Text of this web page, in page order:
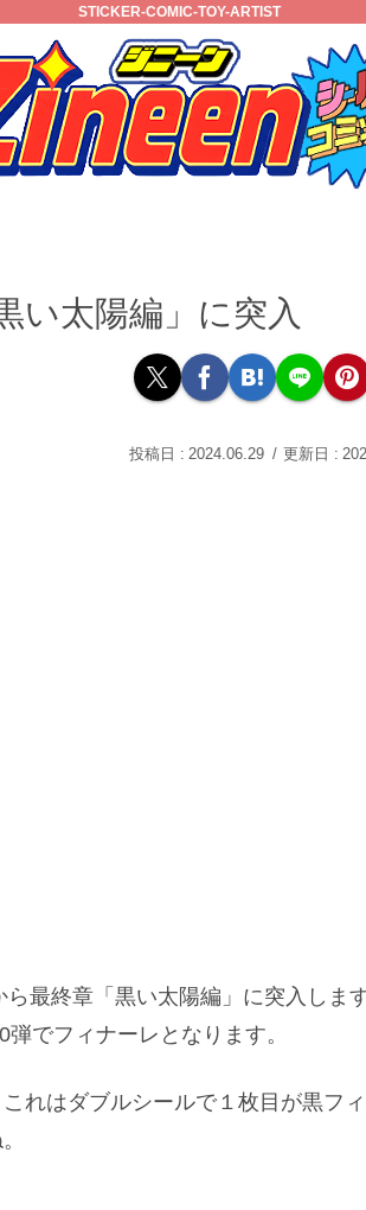
STICKER-COMIC-TOY-ARTIST
い太陽編」に突入
2024.06.29
最終章「黒い太陽編」に突入しま
でフィナーレとなります。
れはダブルシールで１枚目が黒フ